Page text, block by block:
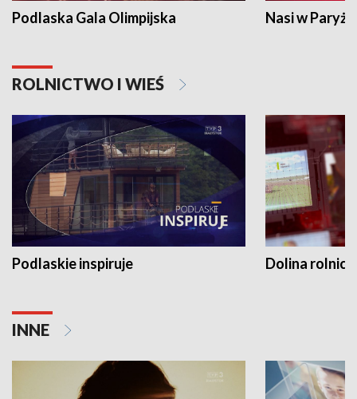
Podlaska Gala Olimpijska Nasi w Paryżu
ROLNICTWO I WIEŚ
Podlaskie inspiruje Dolina
INNE